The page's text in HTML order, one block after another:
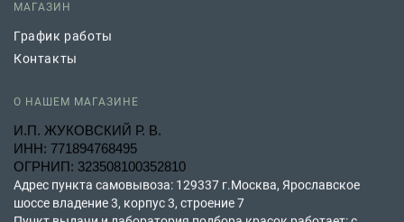
МАГАЗИН
График работы
Контакты
О НАШЕМ МАГАЗИНЕ
И.П. ЖУКОВСКИЙ Р. В.
ИНН: 771894768495
ОГРНИП: 323508100352810
Адрес пункта самовывоза: 129337 г.Москва, Ярославское
шоссе владение 3, корпус 3, строение 7